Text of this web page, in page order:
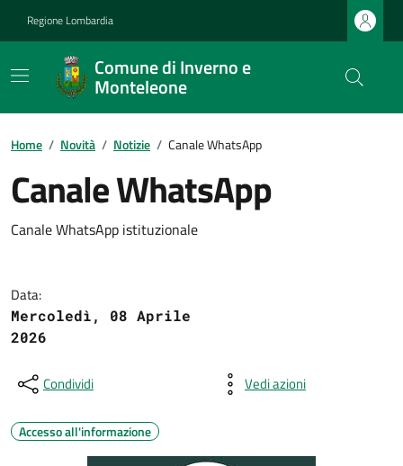
Regione Lombardia
Comune di Inverno e
Monteleone
Home / Novità / Notizie / Canale WhatsApp
Canale WhatsApp
Canale WhatsApp istituzionale
Data:
Mercoledì, 08 Aprile
2026
Condividi Vedi azioni
Accesso all'informazione